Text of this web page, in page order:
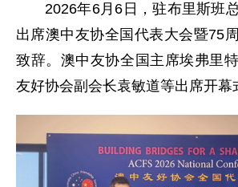
2026年6月6日，驻布里斯班
出席澳中友协全国代表大会暨75
致辞。澳中友协全国主席埃弗里
友好协会副会长袁敏道等出席开幕